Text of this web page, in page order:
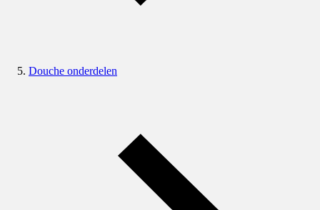
Douche onderdelen